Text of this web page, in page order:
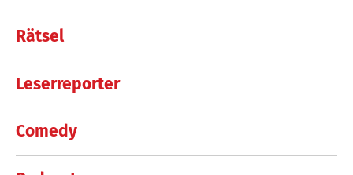
Rätsel
Leserreporter
Comedy